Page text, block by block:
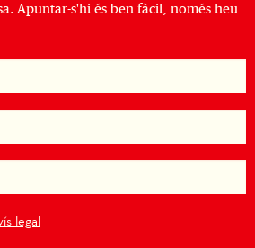
Apuntar-s'hi és ben fàcil, només heu
legal